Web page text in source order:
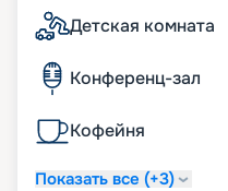
Детская комната
Конференц-зал
Кофейня
Показать все (+3)